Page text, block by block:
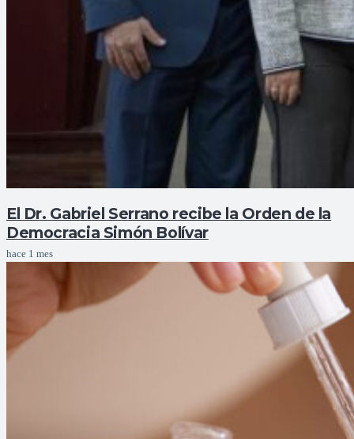
El Dr. Gabriel Serrano recibe la Orden de la
Democracia Simón Bolívar
hace 1 mes